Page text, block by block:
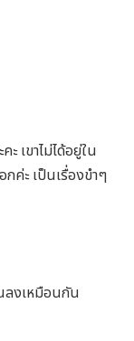
เขาไม่ได้อยู่ใน
ค่ะ เป็นเรื่องขำๆ
งเหมือนกัน